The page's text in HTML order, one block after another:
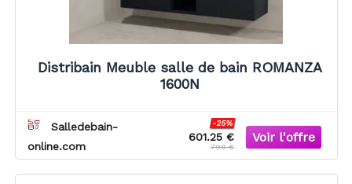
Distribain Meuble salle de bain ROMANZA
1600N
Salledebain-
online.com
601.25 €
-25%
799 €